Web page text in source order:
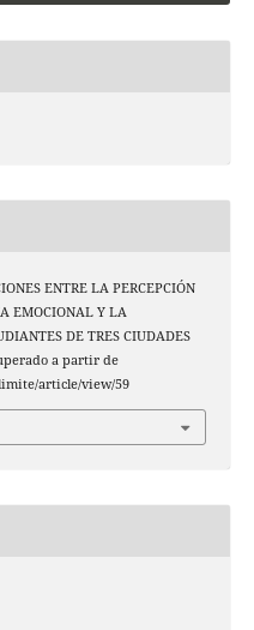
ENTRE LA PERCEPCIÓN
EMOCIONAL Y LA
DE TRES CIUDADES
a partir de
article/view/59